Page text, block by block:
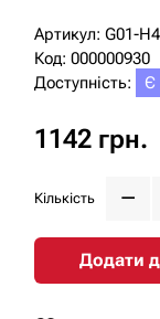
Артикул: G01-
Код: 000000930
Доступність:
Є
1142 грн.
Кількість
Додати